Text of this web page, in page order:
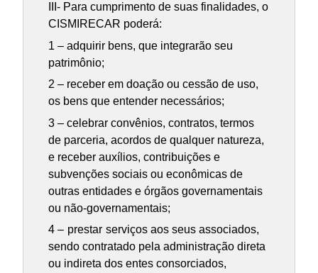
III- Para cumprimento de suas finalidades, o
CISMIRECAR poderá:
1 – adquirir bens, que integrarão seu
patrimônio;
2 – receber em doação ou cessão de uso,
os bens que entender necessários;
3 – celebrar convênios, contratos, termos
de parceria, acordos de qualquer natureza,
e receber auxílios, contribuições e
subvenções sociais ou econômicas de
outras entidades e órgãos governamentais
ou não-governamentais;
4 – prestar serviços aos seus associados,
sendo contratado pela administração direta
ou indireta dos entes consorciados,